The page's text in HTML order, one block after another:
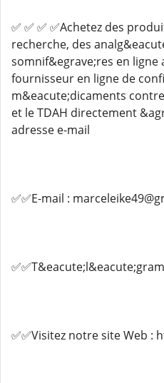
✅ ✅ ✅ ✅Achetez des
recherche, des
somnif&egrave;res en
fournisseur en ligne de
m&eacute;dicaments
et le TDAH directement
adresse e-mail
✅✅E-mail :
✅✅Visitez notre site Web